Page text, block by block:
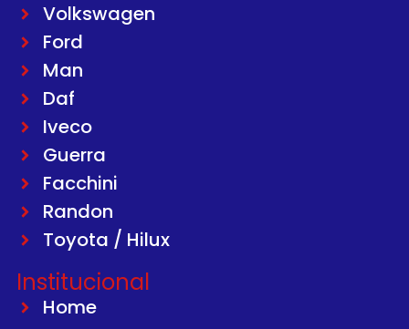
Volkswagen
Ford
Man
Daf
Iveco
Guerra
Facchini
Randon
Toyota / Hilux
Institucional
Home